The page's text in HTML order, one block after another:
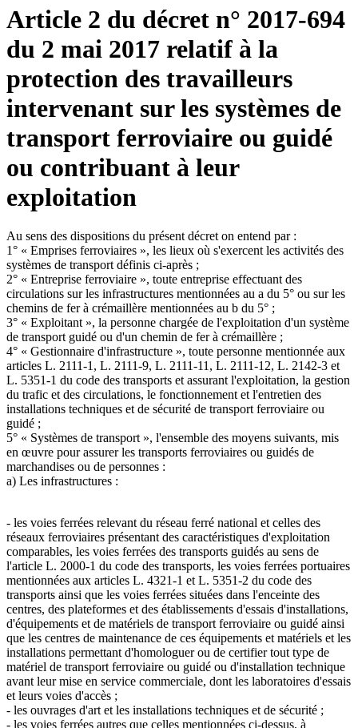
Article 2 du décret n° 2017-694
du 2 mai 2017 relatif à la
protection des travailleurs
intervenant sur les systèmes de
transport ferroviaire ou guidé
ou contribuant à leur
exploitation
Au sens des dispositions du présent décret on entend par :
1° « Emprises ferroviaires », les lieux où s'exercent les activités des
systèmes de transport définis ci-après ;
2° « Entreprise ferroviaire », toute entreprise effectuant des
circulations sur les infrastructures mentionnées au a du 5° ou sur les
chemins de fer à crémaillère mentionnées au b du 5° ;
3° « Exploitant », la personne chargée de l'exploitation d'un système
de transport guidé ou d'un chemin de fer à crémaillère ;
4° « Gestionnaire d'infrastructure », toute personne mentionnée aux
articles L. 2111-1, L. 2111-9, L. 2111-11, L. 2111-12, L. 2142-3 et
L. 5351-1 du code des transports et assurant l'exploitation, la gestion
du trafic et des circulations, le fonctionnement et l'entretien des
installations techniques et de sécurité de transport ferroviaire ou
guidé ;
5° « Systèmes de transport », l'ensemble des moyens suivants, mis
en œuvre pour assurer les transports ferroviaires ou guidés de
marchandises ou de personnes :
a) Les infrastructures :
- les voies ferrées relevant du réseau ferré national et celles des
réseaux ferroviaires présentant des caractéristiques d'exploitation
comparables, les voies ferrées des transports guidés au sens de
l'article L. 2000-1 du code des transports, les voies ferrées portuaires
mentionnées aux articles L. 4321-1 et L. 5351-2 du code des
transports ainsi que les voies ferrées situées dans l'enceinte des
centres, des plateformes et des établissements d'essais d'installations,
d'équipements et de matériels de transport ferroviaire ou guidé ainsi
que les centres de maintenance de ces équipements et matériels et les
installations permettant d'homologuer ou de certifier tout type de
matériel de transport ferroviaire ou guidé ou d'installation technique
avant leur mise en service commerciale, dont les laboratoires d'essais
et leurs voies d'accès ;
- les ouvrages d'art et les installations techniques et de sécurité ;
- les voies ferrées autres que celles mentionnées ci-dessus, à